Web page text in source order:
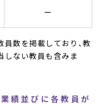
ー
数を掲載しており、教
しない教員も含みま
績並びに各教員が